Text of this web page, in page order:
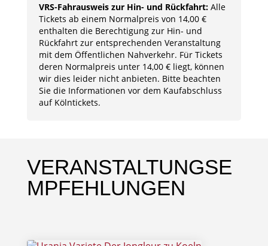
VRS-Fahrausweis zur Hin- und Rückfahrt: Alle
Tickets ab einem Normalpreis von 14,00 €
enthalten die Berechtigung zur Hin- und
Rückfahrt zur entsprechenden Veranstaltung
mit dem Öffentlichen Nahverkehr. Für Tickets
deren Normalpreis unter 14,00 € liegt, können
wir dies leider nicht anbieten. Bitte beachten
Sie die Informationen vor dem Kaufabschluss
auf Kölntickets.
VERANSTALTUNGSE
MPFEHLUNGEN